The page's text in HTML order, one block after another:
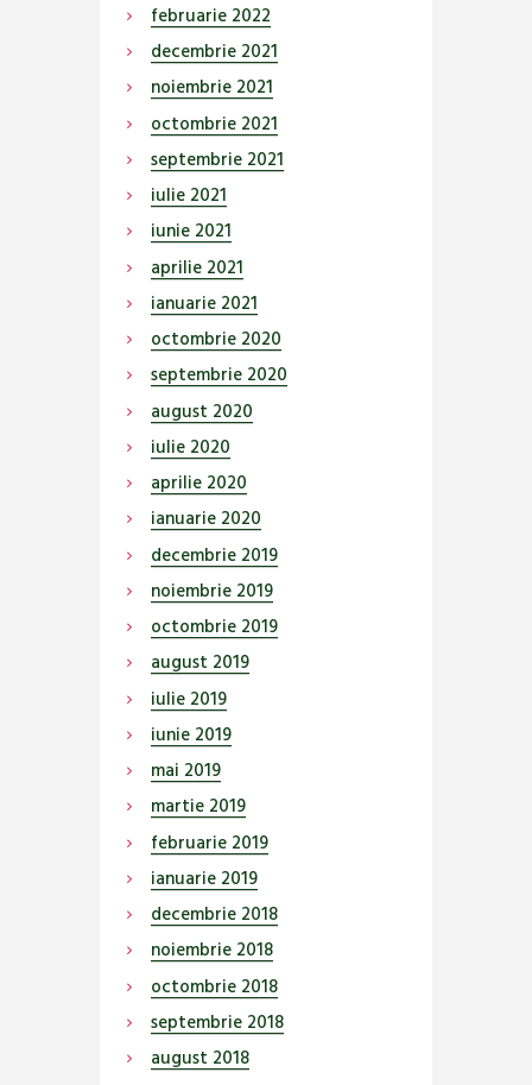
februarie 2022
decembrie 2021
noiembrie 2021
octombrie 2021
septembrie 2021
iulie 2021
iunie 2021
aprilie 2021
ianuarie 2021
octombrie 2020
septembrie 2020
august 2020
iulie 2020
aprilie 2020
ianuarie 2020
decembrie 2019
noiembrie 2019
octombrie 2019
august 2019
iulie 2019
iunie 2019
mai 2019
martie 2019
februarie 2019
ianuarie 2019
decembrie 2018
noiembrie 2018
octombrie 2018
septembrie 2018
august 2018